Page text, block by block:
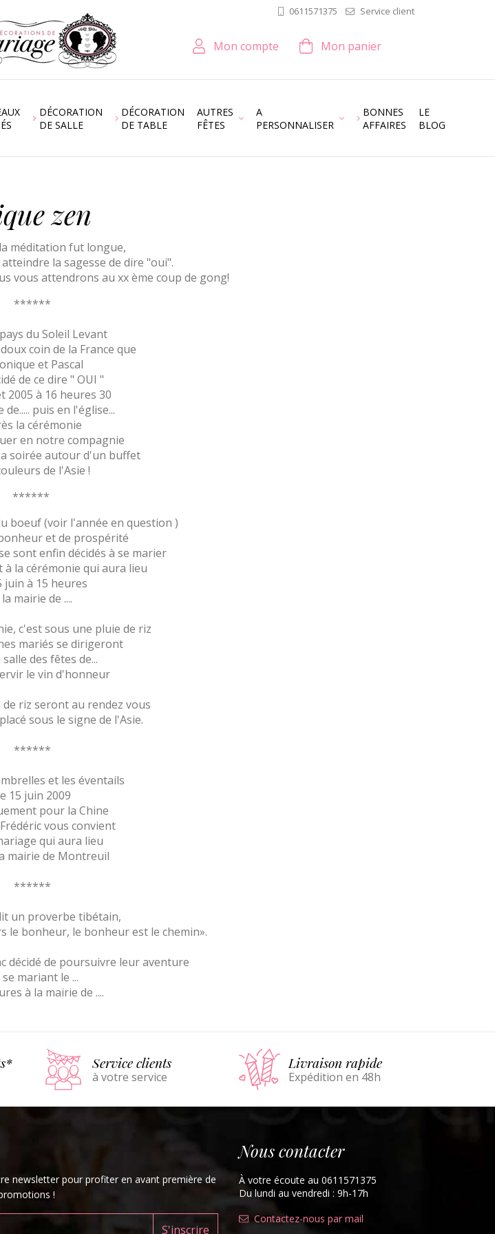
0611571375 Service client
Mon compte Mon panier
DÉCORATION
DE SALLE
DÉCORATION
DE TABLE
AUTRES
FÊTES
A
PERSONNALISER
BONNES
AFFAIRES
LE
BLOG
zen
méditation fut longue,
la sagesse de dire "oui".
vous attendrons au xx ème coup de gong!
******
du Soleil Levant
coin de la France que
et Pascal
de ce dire " OUI "
2005 à 16 heures 30
de..... puis en l'église...
la cérémonie
en notre compagnie
soirée autour d'un buffet
de l'Asie !
******
boeuf (voir l'année en question )
et de prospérité
sont enfin décidés à se marier
à la cérémonie qui aura lieu
juin à 15 heures
mairie de ....
c'est sous une pluie de riz
mariés se dirigeront
des fêtes de...
le vin d'honneur
riz seront au rendez vous
sous le signe de l'Asie.
******
et les éventails
15 juin 2009
pour la Chine
vous convient
qui aura lieu
mairie de Montreuil
******
un proverbe tibétain,
le bonheur, le bonheur est le chemin».
décidé de poursuivre leur aventure
mariant le ...
à la mairie de ....
Service clients
à votre service
Livraison rapide
Expédition en 48h
newsletter pour profiter en avant première de
!
Nous contacter
À votre écoute au 0611571375
Du lundi au vendredi : 9h-17h
Contactez-nous par mail